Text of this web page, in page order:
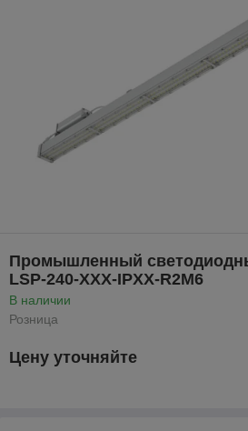
Промышленный
LSP-240-XXX-IPXX-R2M6
В наличии
Розница
Цену уточняйте